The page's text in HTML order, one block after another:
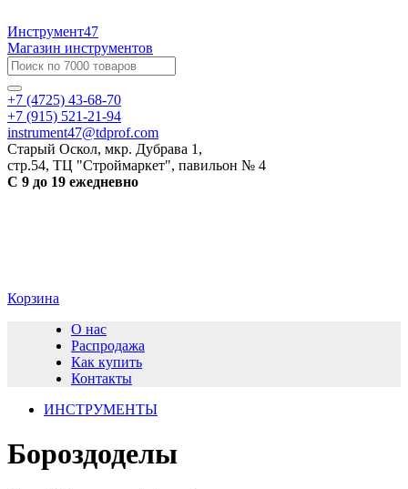
Инструмент47
Магазин инструментов
+7 (4725) 43-68-70
+7 (915) 521-21-94
instrument47@tdprof.com
Старый Оскол, мкр. Дубрава 1,
стр.54, ТЦ "Строймаркет", павильон № 4
С 9 до 19 ежедневно
Корзина
О нас
Распродажа
Как купить
Контакты
ИНСТРУМЕНТЫ
Бороздоделы